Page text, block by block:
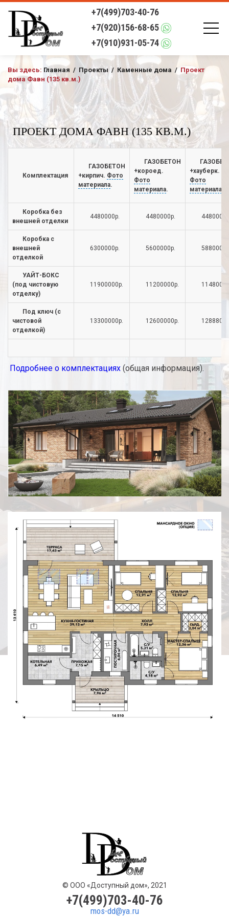
+7(499)703-40-76
+7(920)156-68-65
+7(910)931-05-74
Вы здесь: Главная / Проекты / Каменные дома / Проект
дома Фавн (135 кв.м.)
ПРОЕКТ ДОМА ФАВН (135 КВ.М.)
Комплектация
ГАЗОБЕТОН
+кирпич. Фото
материала.
ГАЗОБЕТОН
+короед.
Фото
материала.
+хауберк.
Фото
материала
Коробка без
внешней отделки
4480000р. 4480000р.
Коробка с
внешней
отделкой
6300000р. 5600000р.
УАЙТ-БОКС
(под чистовую
отделку)
11900000р. 11200000р.
Под ключ (с
чистовой
отделкой)
13300000р. 12600000р.
Подробнее о комплектациях (общая информация).
© ООО «Доступный дом», 2021
+7(499)703-40-76
mos-dd@ya.ru